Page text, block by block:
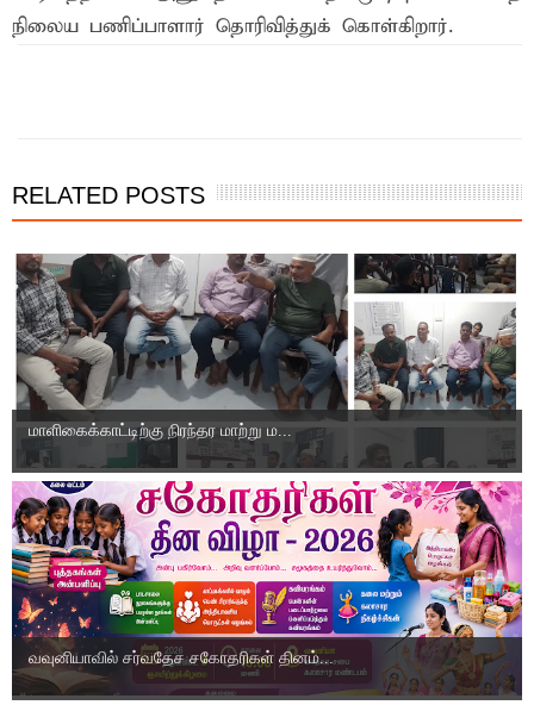
நிலைய பணிப்பாளார் தொரிவித்துக் கொள்கிறார்.
RELATED POSTS
மாளிகைக்காட்டிற்கு நிரந்தர மாற்று ம...
வவுனியாவில் சர்வதேச சகோதரிகள் தினம்...